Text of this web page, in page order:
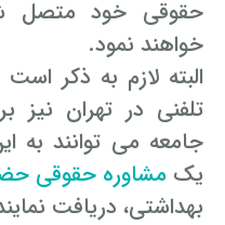
مجازات شکار غیر مجاز
تبانی در معاملات
اوراق کردن اتومبیل
وکیل مواد مخدر
قانون آلودگی صوتی
شکایت از آلودگی
وکیل کیفری آنلاین
رویکرد حادثه بدون
مشاوره حقوقی تخریب
حقوقی خود متصل
خواهند نمود.
البته لازم به ذکر
تلفنی در تهران
جامعه می توانند به
یک مشاوره حقوقی
بهداشتی، دریافت